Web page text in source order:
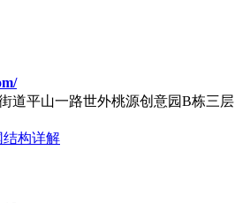
平山一路世外桃源创意园B栋三层
结构详解